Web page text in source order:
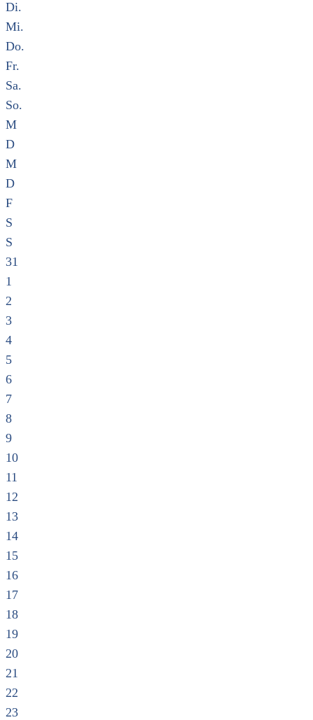
Di.
Mi.
Do.
Fr.
Sa.
So.
M
D
M
D
F
S
S
31
1
2
3
4
5
6
7
8
9
10
11
12
13
14
15
16
17
18
19
20
21
22
23